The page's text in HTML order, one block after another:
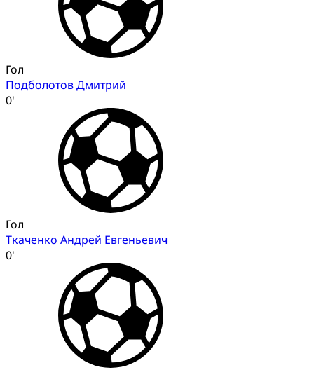
Гол
Подболотов Дмитрий
0'
Гол
Ткаченко Андрей Евгеньевич
0'